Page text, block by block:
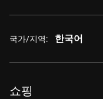
국가/지역: 한국어
쇼핑